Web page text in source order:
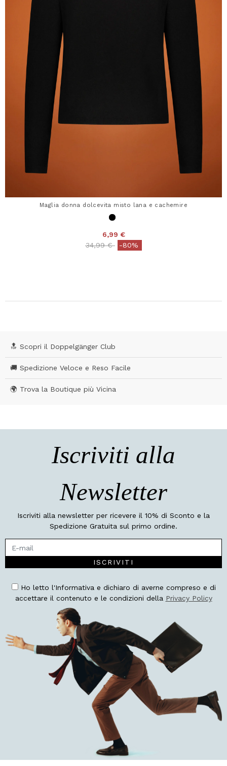
Maglia donna dolcevita misto lana e cachemire
6,99 €
Price reduced from
34,99 €to-80%
🔝 Scopri il Doppelgänger Club
🚚 Spedizione Veloce e Reso Facile
🌍 Trova la Boutique più Vicina
Iscriviti alla
Newsletter
Iscriviti alla newsletter per ricevere il 10% di Sconto e la
Spedizione Gratuita sul primo ordine.
ISCRIVITI
Ho letto l'Informativa e dichiaro di averne compreso e di
accettare il contenuto e le condizioni della Privacy Policy